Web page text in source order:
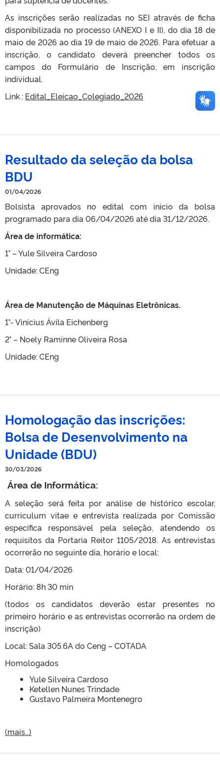
As inscrições serão realizadas no SEI através de ficha
disponibilizada no processo (ANEXO I e II), do dia 18 de
maio de 2026 ao dia 19 de maio de 2026. Para efetuar a
inscrição, o candidato deverá preencher todos os
campos do Formulário de Inscrição, em inscrição
individual.
Link.: Edital_Eleicao_Colegiado_2026
Resultado da seleção da bolsa
BDU
01/04/2026
Bolsista aprovados no edital com início da bolsa
programado para dia 06/04/2026 até dia 31/12/2026.
Área de informática:
1° – Yule Silveira Cardoso
Unidade: CEng
Área de Manutenção de Máquinas Eletrônicas.
1°- Vinícius Ávila Eichenberg
2° – Noely Raminne Oliveira Rosa
Unidade: CEng
Homologação das inscrições:
Bolsa de Desenvolvimento na
Unidade (BDU)
30/03/2026
Área de Informática:
A seleção será feita por análise de histórico escolar,
curriculum vitae e entrevista realizada por Comissão
específica responsável pela seleção, atendendo os
requisitos da Portaria Reitor 1105/2018. As entrevistas
ocorrerão no seguinte dia, horário e local:
Data: 01/04/2026
Horário: 8h 30 min
(todos os candidatos deverão estar presentes no
primeiro horário e as entrevistas ocorrerão na ordem de
inscrição)
Local: Sala 305.6A do Ceng – COTADA
Homologados
Yule Silveira Cardoso
Ketellen Nunes Trindade
Gustavo Palmeira Montenegro
(mais…)